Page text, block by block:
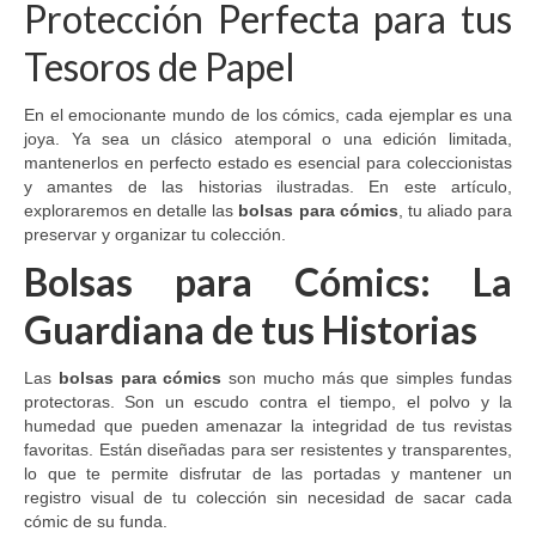
opciones
pueden
en
la
página
de
producto
Protección Perfecta para tus
Tesoros de Papel
En el emocionante mundo de los cómics, cada ejemplar es una
joya. Ya sea un clásico atemporal o una edición limitada,
mantenerlos en perfecto estado es esencial para coleccionistas
y amantes de las historias ilustradas. En este artículo,
exploraremos en detalle las bolsas para cómics , tu aliado para
preservar y organizar tu colección.
Bolsas para Cómics: La
Guardiana de tus Historias
Las bolsas para cómics son mucho más que simples fundas
protectoras. Son un escudo contra el tiempo, el polvo y la
humedad que pueden amenazar la integridad de tus revistas
favoritas. Están diseñadas para ser resistentes y transparentes,
lo que te permite disfrutar de las portadas y mantener un
registro visual de tu colección sin necesidad de sacar cada
cómic de su funda.